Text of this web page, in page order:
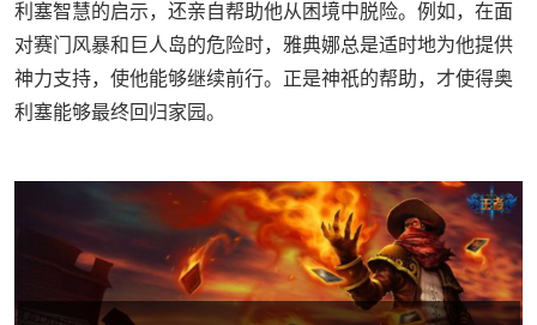
利塞智慧的启示，还亲自帮助他从困境中脱险。例如，在面
对赛门风暴和巨人岛的危险时，雅典娜总是适时地为他提供
神力支持，使他能够继续前行。正是神祇的帮助，才使得奥
利塞能够最终回归家园。